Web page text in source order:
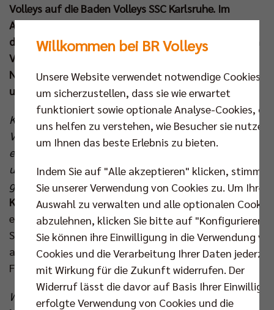
Volleys auf die Baden Volleys SSC Karlsruhe. Im
Anschluss folgt das Zweitliga-Frauenspiel zwischen
dem Berlin Brandenburger Sportclub (BBSC) und dem
VfL Oythe. BR Volleys Geschäftsführer Kaweh
Niroomand erklärt die Gründe für die Kooperation
und setzt ein hohes Ziel.
Kaweh, Du hast als Spieler, Trainer und Manager im
Volleyball schon sehr viel erlebt, aber bist Du schon
einmal bei einem solchen Doppelspieltag mit Frauen-
und Männervolleyball wie an diesen Samstag dabei
gewesen?
Kaweh Niroomand:„Tatsächlich gab es das schon
einmal. Das war kurz nach der Wende, in der
Sömmeringhalle, damals sind wir noch als SCC
angetreten und haben das gemeinsam mit den
Frauen des CJD Berlin gemacht.“
Welche Erinnerungen hast Du daran?
Willkommen bei BR Volleys
Unsere Website verwendet notwendige Cookies,
um sicherzustellen, dass sie wie erwartet
funktioniert sowie optionale Analyse-Cookies, die
uns helfen zu verstehen, wie Besucher sie nutzen,
um Ihnen das beste Erlebnis zu bieten.
Indem Sie auf "Alle akzeptieren" klicken, stimmen
Sie unserer Verwendung von Cookies zu. Um Ihre
Auswahl zu verwalten und alle optionalen Cookies
abzulehnen, klicken Sie bitte auf "Konfigurieren".
Sie können ihre Einwilligung in die Verwendung
Cookies und die Verarbeitung Ihrer Daten
mit Wirkung für die Zukunft widerrufen. Der
Widerruf lässt die davor auf Basis Ihrer
erfolgte Verwendung von Cookies und die